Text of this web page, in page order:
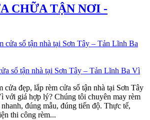
CHỮA TẬN NƠI -
sổ tận nhà tại Sơn Tây – Tản Lĩnh Ba Vì
cửa đẹp, lắp rèm cửa sổ tận nhà tại Sơn Tây
với giá hợp lý? Chúng tôi chuyên may rèm
đúng mẫu, đúng tiến độ. Thực tế,
thi công rèm...